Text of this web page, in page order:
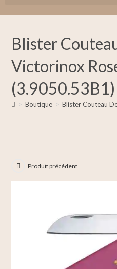
Blister
Victorinox
(3.9050.53B1)
> Boutique > Blister Couteau
Produit précédent